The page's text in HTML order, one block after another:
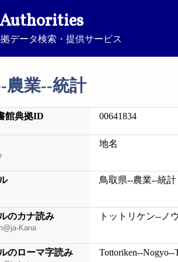
データ検索・提供サービス
農業--統計
館典拠ID 00641834
地名
鳥取県--農業--統計
のカナ読み
Kana
トットリケン--ノ
のローマ字読み Tottoriken--Nogyo--